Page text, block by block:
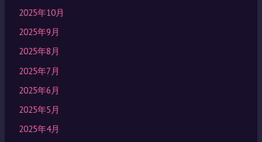
2025年10月
2025年9月
2025年8月
2025年7月
2025年6月
2025年5月
2025年4月